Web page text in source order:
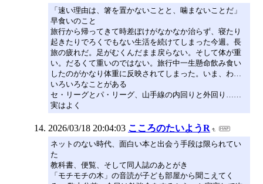
「速い理由は、箸を置かないことと、噛まないことだ」
早食いのこと
旅行から帰ってきて時差ぼけがなかなか治らず、寝たり
起きたりでろくでもない生活を続けてしまった今週。長
旅の疲れだ。足がむくんだまま戻らない。そして体が重
い。だるくて重いのではない。旅行中一生懸命飲み食い
したのがかなり体重に反映されてしまった。いま、わ…
いろいろなことがある
セ・リーグとパ・リーグ、山手線の内回りと外回り……
実はよく
2026/03/18 20:04:03 こころのたいようR
ネットのない時代、面白い本と出会う手段は限られてい
た
教科書、便覧、そして同人誌のあとがき
「モチモチの木」の音読が子ども部屋から聞こえてく